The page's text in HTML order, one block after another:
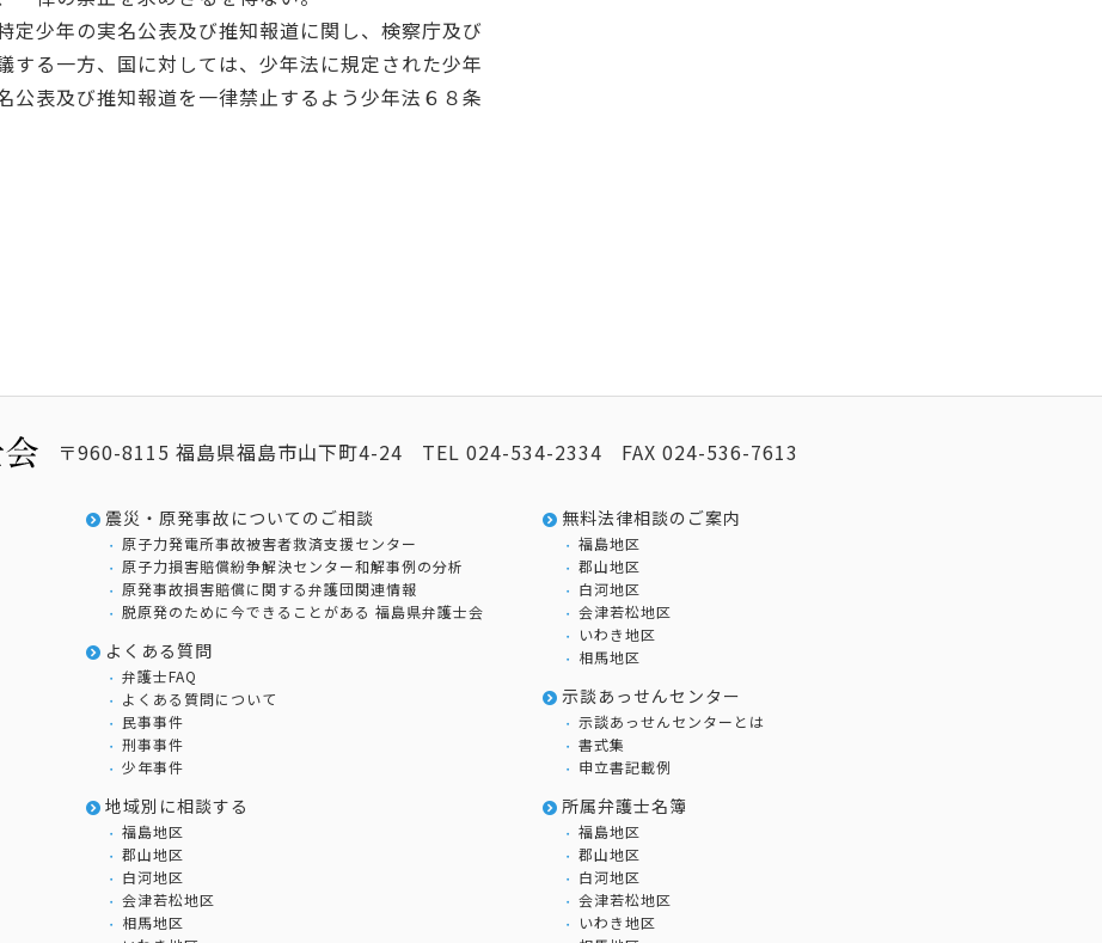
定少年の実名公表及び推知報道に関し、検察庁及び
する一方、国に対しては、少年法に規定された少年
公表及び推知報道を一律禁止するよう少年法６８条
〒960-8115 福島県福島市山下町4-24 TEL 024-534-2334 FAX 024-536-7613
震災・原発事故についてのご相談
原子力発電所事故被害者救済支援センター
原子力損害賠償紛争解決センター和解事例の分析
原発事故損害賠償に関する弁護団関連情報
脱原発のために今できることがある 福島県弁護士会
よくある質問
弁護士FAQ
よくある質問について
民事事件
刑事事件
少年事件
地域別に相談する
福島地区
郡山地区
白河地区
会津若松地区
相馬地区
無料法律相談のご案内
福島地区
郡山地区
白河地区
会津若松地区
いわき地区
相馬地区
示談あっせんセンター
示談あっせんセンターとは
書式集
申立書記載例
所属弁護士名簿
福島地区
郡山地区
白河地区
会津若松地区
いわき地区